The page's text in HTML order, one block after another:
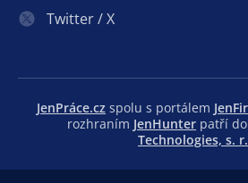
Twitter / X
JenPráce.cz spolu s portálem
rozhraním JenHunter patří
Technologies, s.